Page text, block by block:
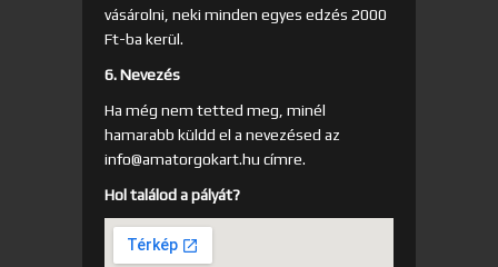
vásárolni, neki minden egyes edzés 2000
Ft-ba kerül.
6. Nevezés
Ha még nem tetted meg, minél
hamarabb küldd el a nevezésed az
info@amatorgokart.hu címre.
Hol találod a pályát?